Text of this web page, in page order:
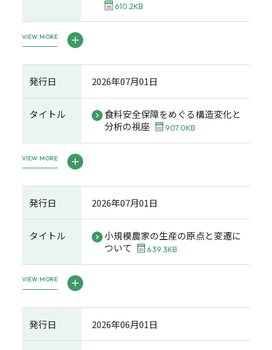
610.2KB
VIEW MORE
発行日 2026年07月01日
タイトル
食料安全保障をめぐる構造変化と
分析の視座
907.0KB
VIEW MORE
発行日 2026年07月01日
タイトル
小規模農家の生産の原点と変遷に
ついて
639.3KB
VIEW MORE
発行日 2026年06月01日